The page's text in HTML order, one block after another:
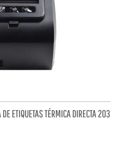
ETIQUETAS TÉRMICA DIRECTA 203